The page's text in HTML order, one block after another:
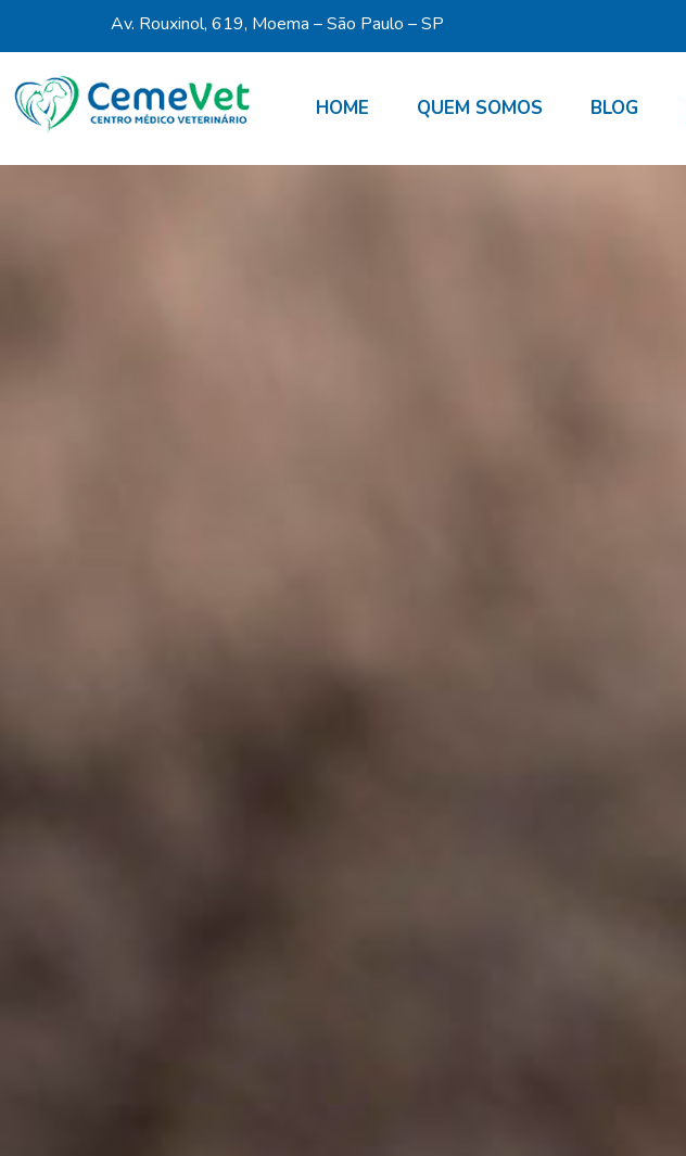
Av. Rouxinol, 619, Moema – São Paulo – SP
HOME QUEM SOMOS BLOG